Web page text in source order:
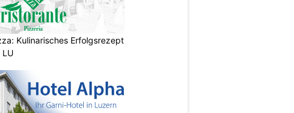
Kulinarisches Erfolgsrezept
LU